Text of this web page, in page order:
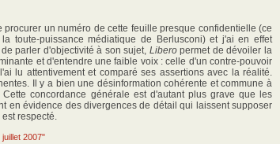
un numéro de cette feuille presque confidentielle (ce
toute-puissance médiatique de Berlusconi) et j'ai en effet
parler d'objectivité à son sujet, Liberopermet de dévoiler la
et d'entendre une faible voix : celle d'un contre-pouvoir
lu attentivement et comparé ses assertions avec la réalité.
Il y a bien une désinformation cohérente et commune à
concordance générale est d'autant plus grave que les
en évidence des divergences de détail qui laissent supposer
respecté.
2007"